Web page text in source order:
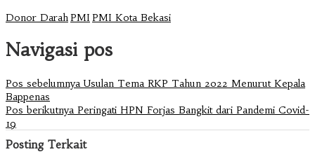
Donor DarahPMI PMI Kota Bekasi
Navigasi pos
Pos sebelumnyaUsulan Tema RKP Tahun 2022 Menurut Kepala
Bappenas
Pos berikutnyaPeringati HPN Forjas Bangkit dari Pandemi Covid-
19
Posting Terkait